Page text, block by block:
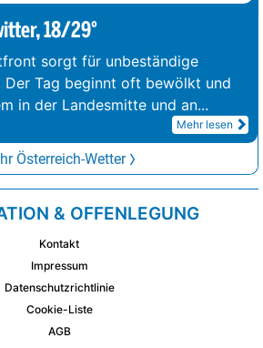
18/29°
sorgt für unbeständige
Der Tag beginnt oft bewölkt und
in der Landesmitte und an...
Mehr lesen
Österreich-Wetter
& OFFENLEGUNG
Kontakt
Impressum
Datenschutzrichtlinie
Cookie-Liste
AGB